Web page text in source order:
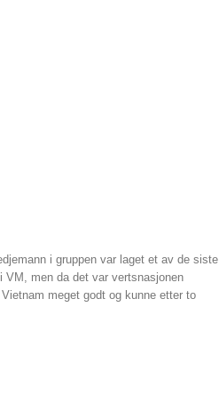
i gruppen var laget et av de siste
men da det var vertsnasjonen
meget godt og kunne etter to